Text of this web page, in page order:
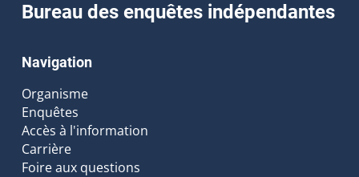
Bureau des enquêtes indépendantes
Navigation
Organisme
Enquêtes
Accès à l'information
Carrière
Foire aux questions